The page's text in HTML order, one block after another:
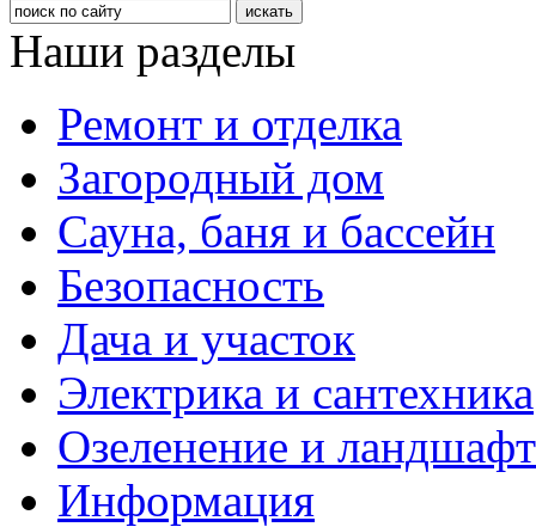
Наши разделы
Ремонт и отделка
Загородный дом
Сауна, баня и бассейн
Безопасность
Дача и участок
Электрика и сантехника
Озеленение и
Информация